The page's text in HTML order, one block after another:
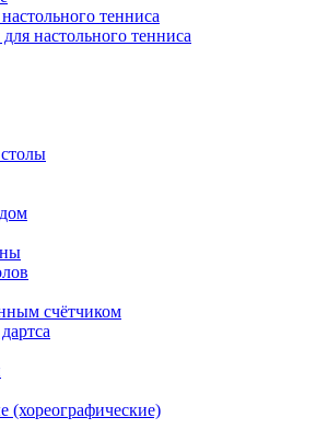
тенниса
настольного тенниса
счётчиком
(хореографические)